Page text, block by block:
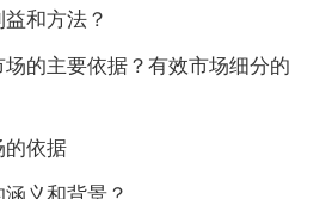
和方法？
的主要依据？有效市场细分的
依据
义和背景？